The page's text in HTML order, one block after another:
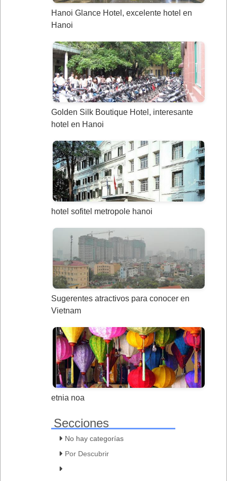
Hanoi Glance Hotel, excelente hotel en
Hanoi
Golden Silk Boutique Hotel, interesante
hotel en Hanoi
hotel sofitel metropole hanoi
Sugerentes atractivos para conocer en
Vietnam
etnia noa
Secciones
No hay categorías
Por Descubrir